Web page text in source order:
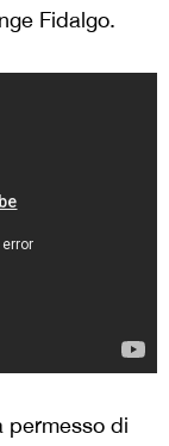
Fidalgo.
permesso di